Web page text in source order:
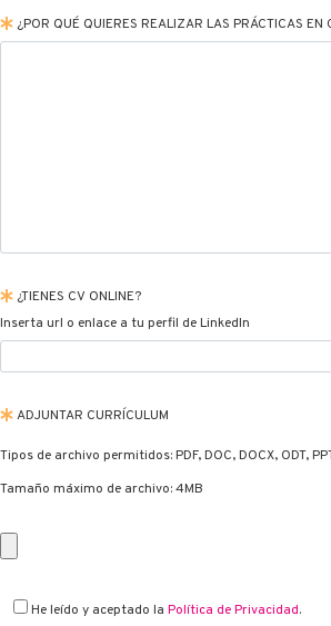
¿POR QUÉ QUIERES REALIZAR LAS PRÁCTICAS EN
¿TIENES CV ONLINE?
Inserta url o enlace a tu perfil de LinkedIn
ADJUNTAR CURRÍCULUM
Tipos de archivo permitidos: PDF, DOC, DOCX, ODT,
Tamaño máximo de archivo: 4MB
He leído y aceptado la Política de Privacidad.